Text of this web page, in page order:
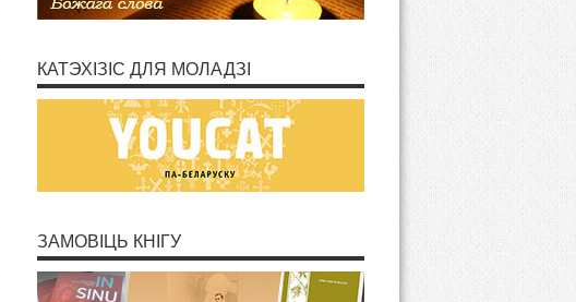
КАТЭХІЗІС ДЛЯ МОЛАДЗІ
ЗАМОВІЦЬ КНІГУ